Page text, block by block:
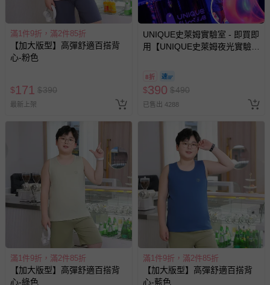
如您收到商品，請依正常流程檢查是否完好，若商品遇瑕疵
情形，您可申請更換新品或退貨，請見：退貨的辦理流程 。
若您對於會員帳號、商品訂購與資訊、購物流程、付款方
式、折價券與購物金的使用、退貨及商品運送方式等有疑
問，你可詳見：
預購商品：預購為海外同步代購，遇缺貨即會通知媽咪並協
助取消退款事宜。
會主動以簡訊及mail通知訂單取消事宜，並將提供適當補
滿1件9折，滿2件85折
【加大版型】高彈舒適百搭背
心-粉色
$171 $390
最新上架
UNIQUE史萊姆實驗室 - 即買即
用【UNIQUE史萊姆夜光實驗室
訂單編號兌換，逾期作廢) (大
人小孩均一價(3歲以上需購票))
8折
$390 $490
已售出 4288
滿1件9折，滿2件85折
【加大版型】高彈舒適百搭背
心-綠色
滿1件9折，滿2件85折
【加大版型】高彈舒適百搭背
心-藍色